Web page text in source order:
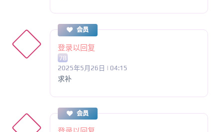
会员
登录以回复
78
2025年5月26日 | 04:15
求补
会员